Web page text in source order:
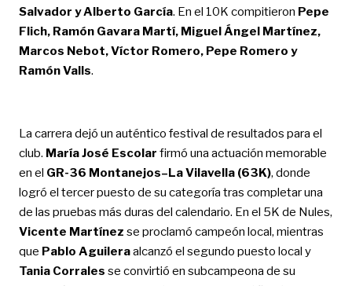
Salvador y Alberto García. En el 10K compitieron Pepe
Flich, Ramón Gavara Martí, Miguel Ángel Martínez,
Marcos Nebot, Víctor Romero, Pepe Romero y
Ramón Valls.
La carrera dejó un auténtico festival de resultados para el
club. María José Escolar firmó una actuación memorable
en el GR-36 Montanejos–La Vilavella (63K), donde
logró el tercer puesto de su categoría tras completar una
de las pruebas más duras del calendario. En el 5K de Nules,
Vicente Martínez se proclamó campeón local, mientras
que Pablo Aguileraalcanzó el segundo puesto local y
Tania Corrales se convirtió en subcampeona de su